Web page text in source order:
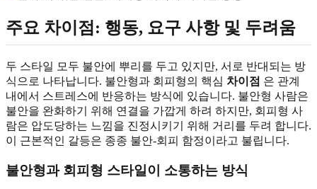
주요 차이점: 행동, 요구 사항 및 두려움
두 스타일 모두 불안에 뿌리를 두고 있지만, 서로 반대되는 방
식으로 나타납니다. 불안형과 회피형의 핵심 차이점 은 관계
내에서 스트레스에 반응하는 방식에 있습니다. 불안형 사람은
불안을 완화하기 위해 연결을 가깝게 하려 하지만, 회피형 사
람은 압도당하는 느낌을 진정시키기 위해 거리를 두려 합니다.
이 근본적인 갈등은 종종 불안-회피 함정이라고 불립니다.
불안형과 회피형 스타일이 소통하는 방식